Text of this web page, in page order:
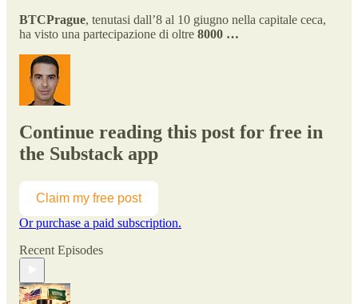
BTCPrague, tenutasi dall’8 al 10 giugno nella capitale ceca,
ha visto una partecipazione di oltre 8000 …
Continue reading this post for free in
the Substack app
Claim my free post
Or purchase a paid subscription.
Recent Episodes